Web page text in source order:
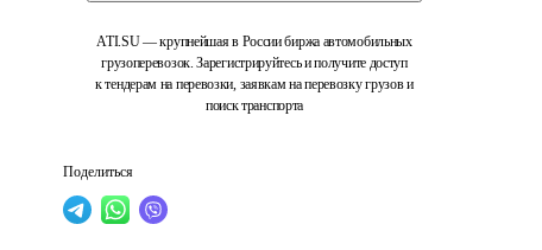
ATI.SU — крупнейшая в России биржа автомобильных
грузоперевозок. Зарегистрируйтесь и получите доступ
к тендерам на перевозки, заявкам на перевозку грузов и
поиск транспорта
Поделиться